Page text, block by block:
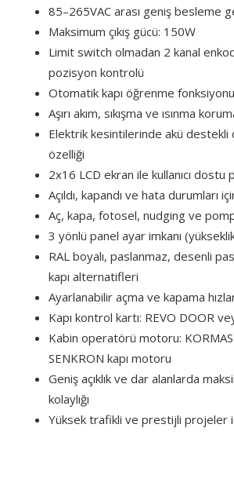
85–265VAC arası geniş besleme
Maksimum çıkış gücü: 150W
Limit switch olmadan 2 kanal
pozisyon kontrolü
Otomatik kapı öğrenme fonksiyonu
Aşırı akım, sıkışma ve ısınma
Elektrik kesintilerinde akü destekli
özelliği
2x16 LCD ekran ile kullanıcı dostu
Açıldı, kapandı ve hata durumları
Aç, kapa, fotosel, nudging ve
3 yönlü panel ayar imkanı
RAL boyalı, paslanmaz, desenli
kapı alternatifleri
Ayarlanabilir açma ve kapama
Kapı kontrol kartı: REVO DOOR
Kabin operatörü motoru:
SENKRON kapı motoru
Geniş açıklık ve dar alanlarda
kolaylığı
Yüksek trafikli ve prestijli projeler